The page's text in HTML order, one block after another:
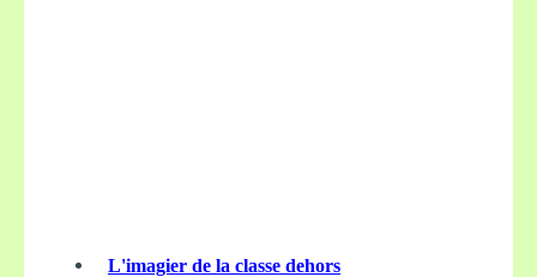
L'imagier de la classe dehors